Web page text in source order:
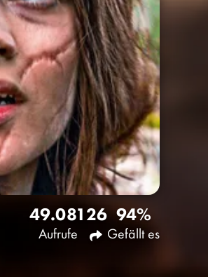
49.081
Aufrufe
26 94%
Gefällt es